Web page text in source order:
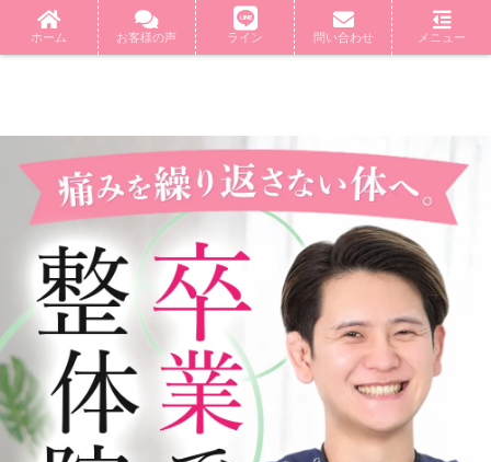
ホーム お客様の声 ライン 問い合わせ メニュー